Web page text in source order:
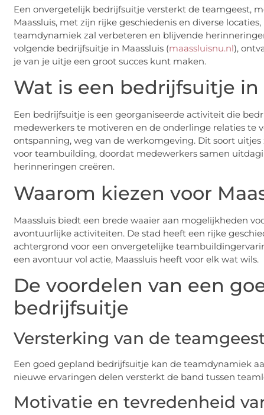
Een onvergetelijk bedrijfsuitje versterkt de teamgeest,
Maassluis, met zijn rijke geschiedenis en diverse
teamdynamiek zal verbeteren en blijvende
volgende bedrijfsuitje in Maassluis (maassluisnu.nl),
je van je uitje een groot succes kunt maken.
Wat is een bedrijfsuitje in
Een bedrijfsuitje is een georganiseerde activiteit die
medewerkers te motiveren en de onderlinge relaties te
ontspanning, weg van de werkomgeving. Dit soort
voor teambuilding, doordat medewerkers samen
herinneringen creëren.
Waarom kiezen voor
Maassluis biedt een brede waaier aan mogelijkheden
avontuurlijke activiteiten. De stad heeft een rijke
achtergrond voor een onvergetelijke
een avontuur vol actie, Maassluis heeft voor elk wat wils.
De voordelen van een
bedrijfsuitje
Versterking van de
Een goed gepland bedrijfsuitje kan de teamdynamiek
nieuwe ervaringen delen versterkt de band tussen
Motivatie en tevredenheid